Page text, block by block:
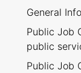
General
Public Job
public
Public Job